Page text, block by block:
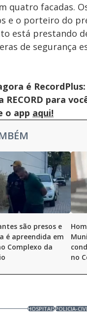
quatro facadas.
e o porteiro do
está prestando
de segurança
é
RECORD para
o app aqui!
são presos e
é apreendida em
Complexo da
no
HOSPITAISPOLICIA-